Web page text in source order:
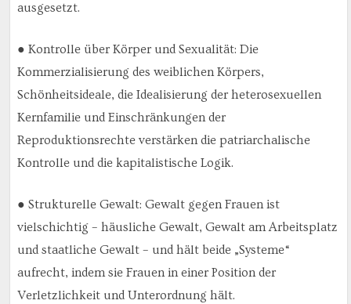
ausgesetzt.
● Kontrolle über Körper und Sexualität: Die
Kommerzialisierung des weiblichen Körpers,
Schönheitsideale, die Idealisierung der heterosexuellen
Kernfamilie und Einschränkungen der
Reproduktionsrechte verstärken die patriarchalische
Kontrolle und die kapitalistische Logik.
● Strukturelle Gewalt: Gewalt gegen Frauen ist
vielschichtig – häusliche Gewalt, Gewalt am Arbeitsplatz
und staatliche Gewalt – und hält beide „Systeme“
aufrecht, indem sie Frauen in einer Position der
Verletzlichkeit und Unterordnung hält.